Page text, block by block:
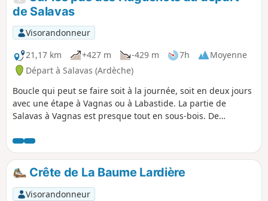
de Salavas
Visorandonneur
21,17 km
+427 m -429 m 7h
Moyenne
Départ à Salavas (Ardèche)
Boucle qui peut se faire soit à la journée, soit en deux jours
avec une étape à Vagnas ou à Labastide. La partie de
Salavas à Vagnas est presque tout en sous-bois. De
Crête de La Baume Lardière
Visorandonneur